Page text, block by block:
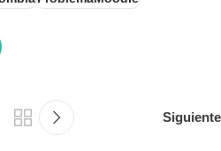
Siguiente